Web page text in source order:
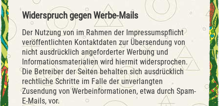
Widerspruch gegen Werbe-Mails
Der Nutzung von im Rahmen der Impressumspflicht
veröffentlichten Kontaktdaten zur Übersendung von
nicht ausdrücklich angeforderter Werbung und
Informationsmaterialien wird hiermit widersprochen.
Die Betreiber der Seiten behalten sich ausdrücklich
rechtliche Schritte im Falle der unverlangten
Zusendung von Werbeinformationen, etwa durch Spam-
E-Mails, vor.